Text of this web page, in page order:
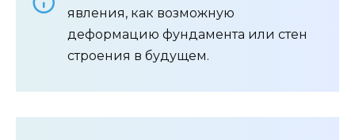
явления, как возможную
деформацию фундамента или стен
строения в будущем.